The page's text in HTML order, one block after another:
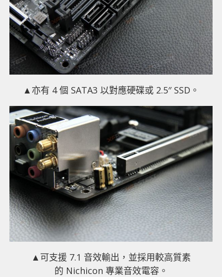
▲亦有 4 個 SATA3 以對應硬碟或 2.5″ SSD。
▲可支援 7.1 音效輸出，並採用較高質素
的 Nichicon 專業音效電容。